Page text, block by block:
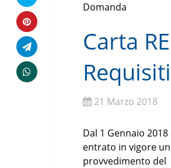
Domanda
Carta
21 Marzo 2018
Dal 1 Gennaio 2018
entrato in vigore un
provvedimento del